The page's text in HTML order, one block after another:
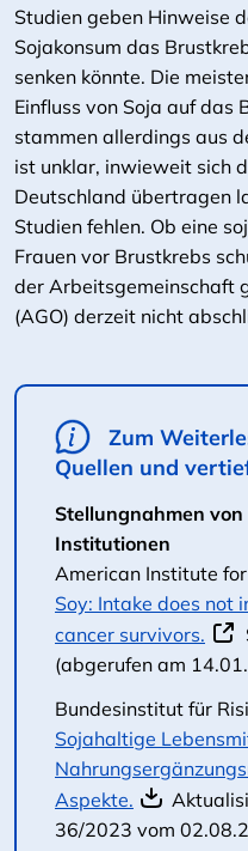
Studien geben Hinweise
Sojakonsum das
senken könnte. Die
Einfluss von Soja auf das
stammen allerdings aus
ist unklar, inwieweit sich
Deutschland übertragen
Studien fehlen. Ob eine
Frauen vor Brustkrebs
der Arbeitsgemeinschaft
(AGO) derzeit nicht
Zum
Quellen und
Stellungnahmen
Institutionen
American Institute
Soy: Intake does not
cancer survivors.
(abgerufen am
Bundesinstitut für
Sojahaltige
Aspekte.
36/2023 vom